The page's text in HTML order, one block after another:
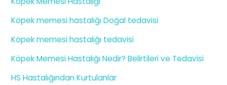
Köpek memesi hastalığı Doğal tedavisi
Köpek memesi hastalığı tedavisi
Köpek Memesi Hastalığı Nedir? Belirtileri ve Tedavisi
HS Hastalığından Kurtulanlar